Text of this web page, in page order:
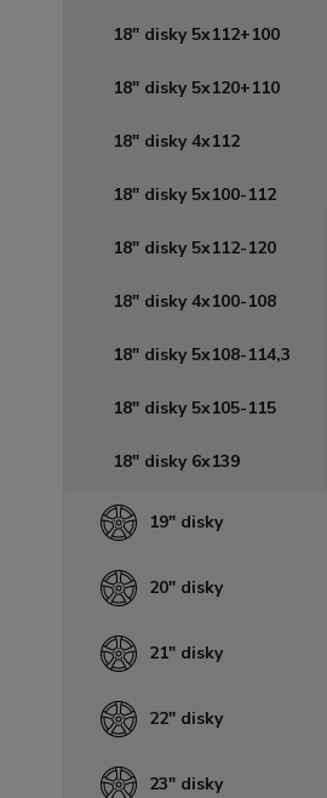
18" disky 5x112+100
18" disky 5x120+110
18" disky 4x112
18" disky 5x100-112
18" disky 5x112-120
18" disky 4x100-108
18" disky 5x108-114,3
18" disky 5x105-115
18" disky 6x139
19" disky
20" disky
21" disky
22" disky
23" disky